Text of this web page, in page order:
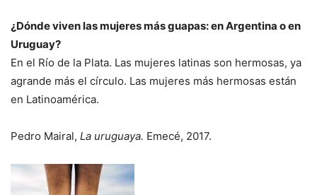
¿Dónde viven las mujeres más guapas: en Argentina o en
Uruguay?
En el Río de la Plata. Las mujeres latinas son hermosas, ya
agrande más el círculo. Las mujeres más hermosas están
en Latinoamérica.
Pedro Mairal, La uruguaya. Emecé, 2017.